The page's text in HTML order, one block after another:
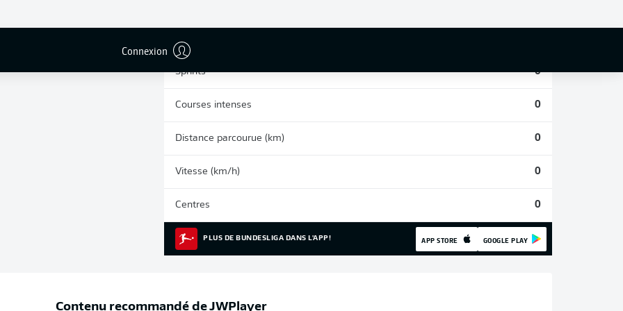
Connexion
Sprints 0
Courses intenses 0
Distance parcourue (km) 0
Vitesse (km/h) 0
Centres 0
PLUS DE BUNDESLIGA DANS L'APP! APP STORE GOOGLE PLAY
Contenu recommandé deJWPlayer